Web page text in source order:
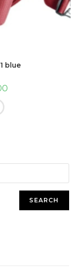
blue
SEARCH